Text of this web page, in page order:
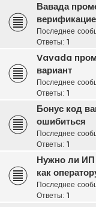
Вавада
Последнее
Ответы: 1
Vavada
вариант
Последнее
Ответы: 1
Бонус код
ошибиться
Последнее
Ответы: 1
Нужно ли ИП
как
Последнее
Ответы: 1